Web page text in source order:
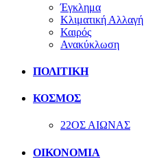
Έγκλημα
Κλιματική Αλλαγή
Καιρός
Ανακύκλωση
ΠΟΛΙΤΙΚΗ
ΚΟΣΜΟΣ
22ΟΣ ΑΙΩΝΑΣ
ΟΙΚΟΝΟΜΙΑ